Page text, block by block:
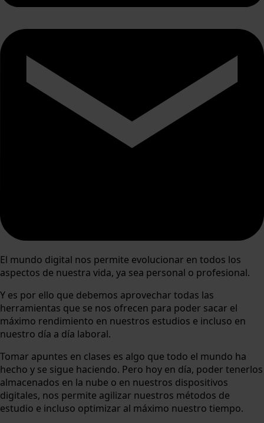
El mundo digital nos permite evolucionar en todos los
aspectos de nuestra vida, ya sea personal o profesional.
Y es por ello que debemos aprovechar todas las
herramientas que se nos ofrecen para poder sacar el
máximo rendimiento en nuestros estudios e incluso en
nuestro día a día laboral.
Tomar apuntes en clases es algo que todo el mundo ha
hecho y se sigue haciendo. Pero hoy en día, poder tenerlos
almacenados en la nube o en nuestros dispositivos
digitales, nos permite agilizar nuestros métodos de
estudio e incluso optimizar al máximo nuestro tiempo.